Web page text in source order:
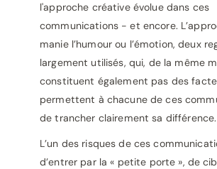
l'approche créative évolue dans ces
communications - et encore.
manie l’humour ou l’émotion, deux
largement utilisés, qui, de la même
constituent également pas des
permettent à chacune de ces
de trancher clairement sa différence.
L’un des risques de ces
d’entrer par la « petite porte », de